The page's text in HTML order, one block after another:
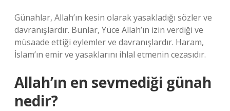
Günahlar, Allah’ın kesin olarak yasakladığı sözler ve
davranışlardır. Bunlar, Yüce Allah’ın izin verdiği ve
müsaade ettiği eylemler ve davranışlardır. Haram,
İslam’ın emir ve yasaklarını ihlal etmenin cezasıdır.
Allah’ın en sevmediği günah
nedir?